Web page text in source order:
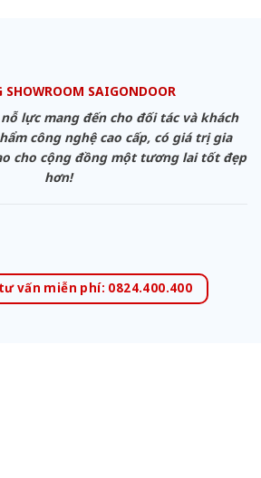
SHOWROOM SAIGONDOOR
nỗ lực mang đến cho đối tác và khách
công nghệ cao cấp, có giá trị gia
cho cộng đồng một tương lai tốt đẹp
hơn!
vấn miễn phí: 0824.400.400